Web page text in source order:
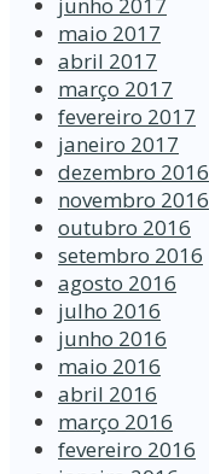
maio 2017
abril 2017
março 2017
fevereiro 2017
janeiro 2017
dezembro 2016
novembro 2016
outubro 2016
setembro 2016
agosto 2016
julho 2016
junho 2016
maio 2016
abril 2016
março 2016
fevereiro 2016